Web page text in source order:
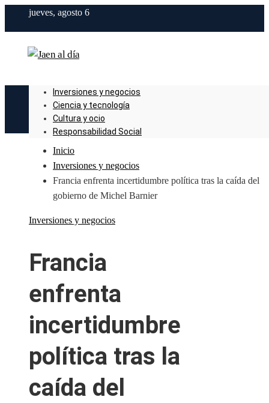
jueves, agosto 6
Inversiones y negocios
Ciencia y tecnología
Cultura y ocio
Responsabilidad Social
Inicio
Inversiones y negocios
Francia enfrenta incertidumbre política tras la caída del
gobierno de Michel Barnier
Inversiones y negocios
Francia
enfrenta
incertidumbre
política tras la
caída del